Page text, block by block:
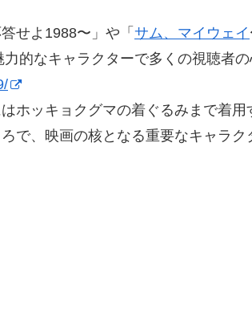
せよ1988〜」や「 サム、マイウェイ
的なキャラクターで多くの視聴者の
ホッキョクグマの着ぐるみまで着
で、映画の核となる重要なキャラク